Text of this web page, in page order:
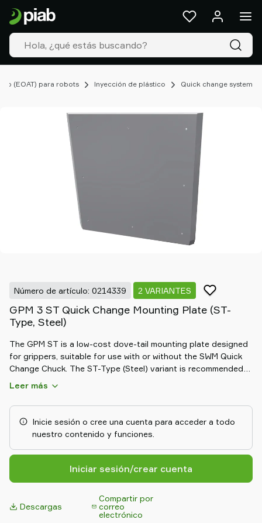
(EOAT) para robots Inyección de plástico Quick change system
Número de artículo: 0214339 2 VARIANTES
GPM 3 ST Quick Change Mounting Plate (ST-
Type, Steel)
The GPM ST is a low-cost dove-tail mounting plate designed
for grippers, suitable for use with or without the SWM Quick
Change Chuck. The ST-Type (Steel) variant is recommended
for use with steel SWM plates in heavy-duty scenarios. It
Leer más
Inicie sesión o cree una cuenta para acceder a todo
nuestro contenido y funciones.
Iniciar sesión/crear cuenta
Descargas
Compartir por
correo
electrónico
Productos
&
Soluciones
Industrias
Nuestras
Recursos